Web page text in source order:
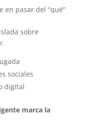
en pasar del “qué”
sobre
sociales
digital
marca la